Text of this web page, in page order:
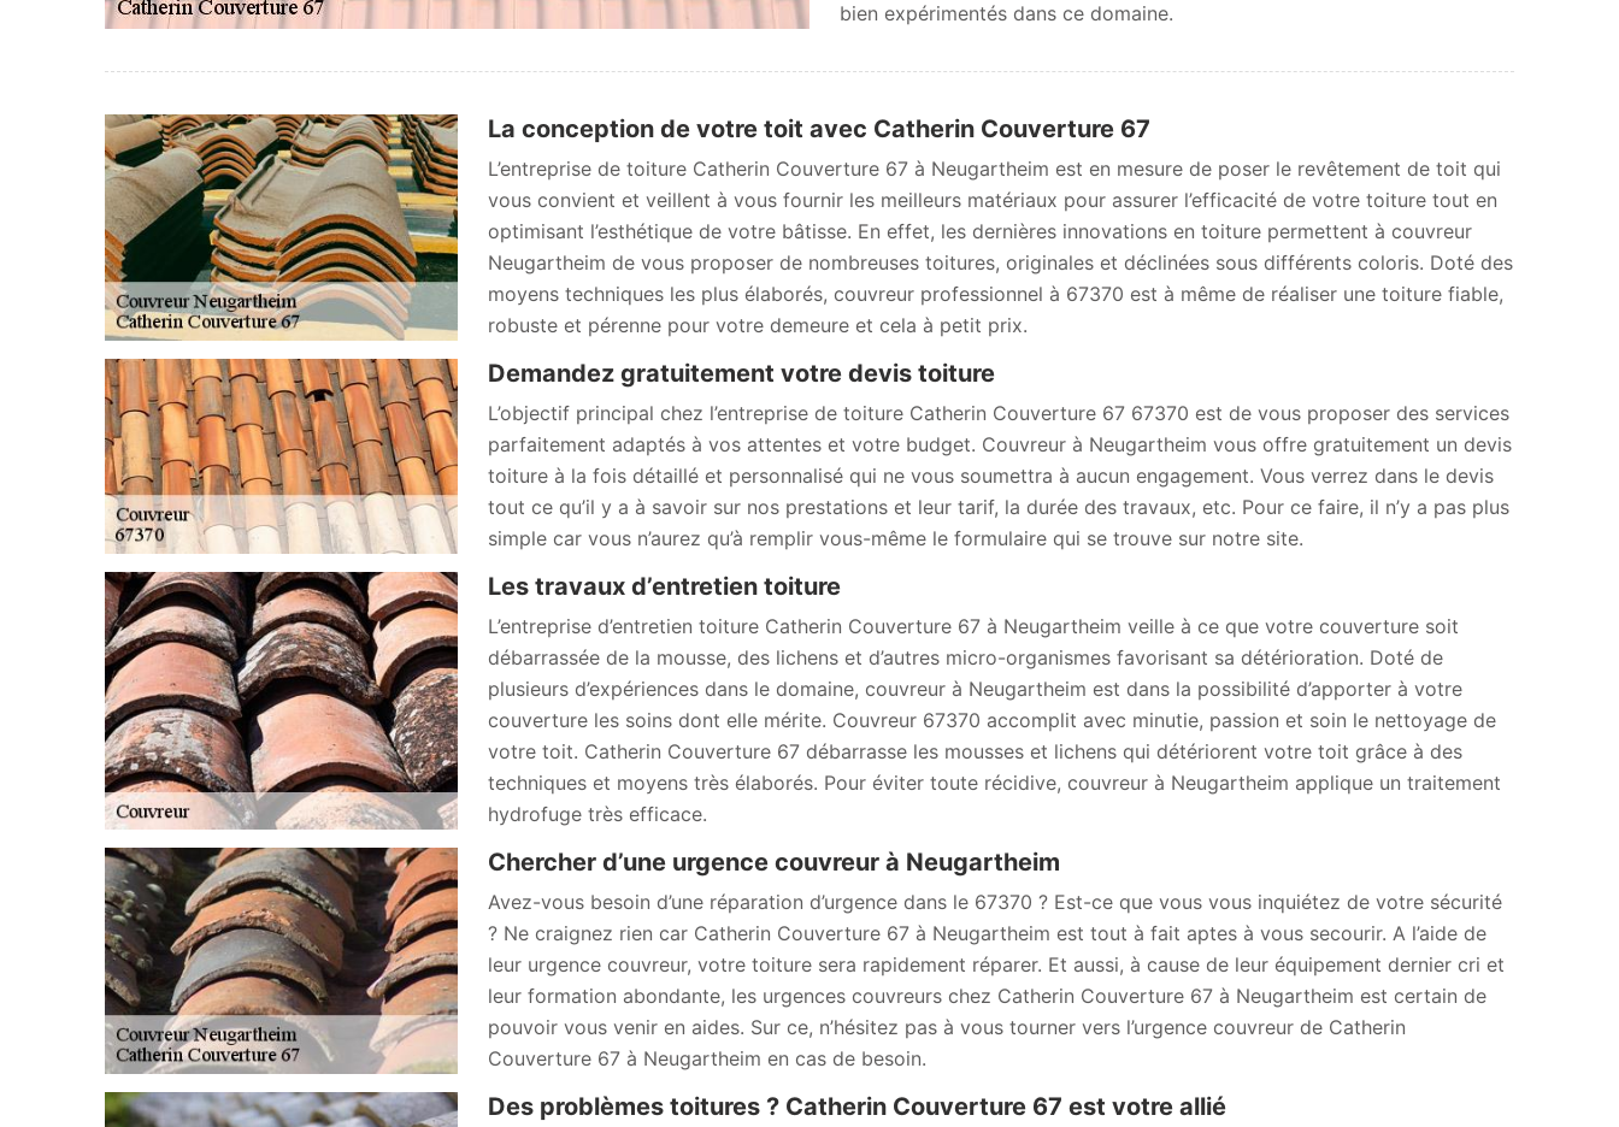
bien expérimentés dans ce domaine.
La conception de votre toit avec Catherin Couverture 67
L’entreprise de toiture Catherin Couverture 67 à Neugartheim est en mesure de poser le revêtement de toit qui
vous convient et veillent à vous fournir les meilleurs matériaux pour assurer l’efficacité de votre toiture tout en
optimisant l’esthétique de votre bâtisse. En effet, les dernières innovations en toiture permettent à couvreur
Neugartheim de vous proposer de nombreuses toitures, originales et déclinées sous différents coloris. Doté des
moyens techniques les plus élaborés, couvreur professionnel à 67370 est à même de réaliser une toiture fiable,
robuste et pérenne pour votre demeure et cela à petit prix.
Demandez gratuitement votre devis toiture
L’objectif principal chez l’entreprise de toiture Catherin Couverture 67 67370 est de vous proposer des services
parfaitement adaptés à vos attentes et votre budget. Couvreur à Neugartheim vous offre gratuitement un devis
toiture à la fois détaillé et personnalisé qui ne vous soumettra à aucun engagement. Vous verrez dans le devis
tout ce qu’il y a à savoir sur nos prestations et leur tarif, la durée des travaux, etc. Pour ce faire, il n’y a pas plus
simple car vous n’aurez qu’à remplir vous-même le formulaire qui se trouve sur notre site.
Les travaux d’entretien toiture
L’entreprise d’entretien toiture Catherin Couverture 67 à Neugartheim veille à ce que votre couverture soit
débarrassée de la mousse, des lichens et d’autres micro-organismes favorisant sa détérioration. Doté de
plusieurs d’expériences dans le domaine, couvreur à Neugartheim est dans la possibilité d’apporter à votre
couverture les soins dont elle mérite. Couvreur 67370 accomplit avec minutie, passion et soin le nettoyage de
votre toit. Catherin Couverture 67 débarrasse les mousses et lichens qui détériorent votre toit grâce à des
techniques et moyens très élaborés. Pour éviter toute récidive, couvreur à Neugartheim applique un traitement
hydrofuge très efficace.
Chercher d’une urgence couvreur à Neugartheim
Avez-vous besoin d’une réparation d’urgence dans le 67370 ? Est-ce que vous vous inquiétez de votre sécurité
? Ne craignez rien car Catherin Couverture 67 à Neugartheim est tout à fait aptes à vous secourir. A l’aide de
leur urgence couvreur, votre toiture sera rapidement réparer. Et aussi, à cause de leur équipement dernier cri et
leur formation abondante, les urgences couvreurs chez Catherin Couverture 67 à Neugartheim est certain de
pouvoir vous venir en aides. Sur ce, n’hésitez pas à vous tourner vers l’urgence couvreur de Catherin
Couverture 67 à Neugartheim en cas de besoin.
Des problèmes toitures ? Catherin Couverture 67 est votre allié